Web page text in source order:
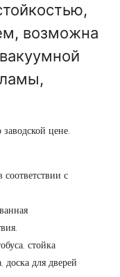
возможна
цене.
с
стойка
доска для дверей